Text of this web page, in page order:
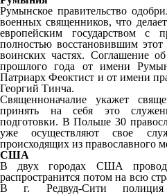
Румынское правительство
военных священников, что
европейским государством с
полностью восстановившим
воинских частях. Соглашение
прошлого года от имени
Патриарх Феоктист и от имени
Георгий Тинча.
Священноначалие укажет
принять на себя это
подготовки. В Польше 30
уже осуществляют свое
происходящих из православного
США
В двух городах США
распространится потом на всю
В г. Редвуд-Сити